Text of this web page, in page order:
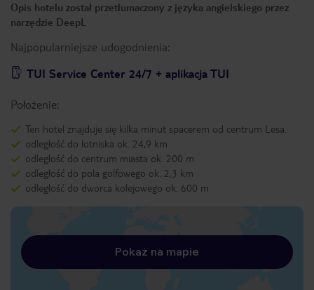
Opis hotelu został przetłumaczony z języka angielskiego przez
narzędzie DeepL
Najpopularniejsze udogodnienia:
TUI Service Center 24/7 + aplikacja TUI
Położenie:
Ten hotel znajduje się kilka minut spacerem od centrum Lesa.
odległość do lotniska ok. 24,9 km
odległość do centrum miasta ok. 200 m
odległość do pola golfowego ok. 2,3 km
odległość do dworca kolejowego ok. 600 m
Pokaż na mapie